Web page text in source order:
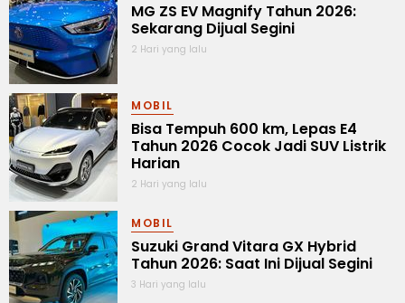
MG ZS EV Magnify Tahun 2026:
Sekarang Dijual Segini
2 Hari yang lalu
MOBIL
Bisa Tempuh 600 km, Lepas E4
Tahun 2026 Cocok Jadi SUV Listrik
Harian
2 Hari yang lalu
MOBIL
Suzuki Grand Vitara GX Hybrid
Tahun 2026: Saat Ini Dijual Segini
3 Hari yang lalu